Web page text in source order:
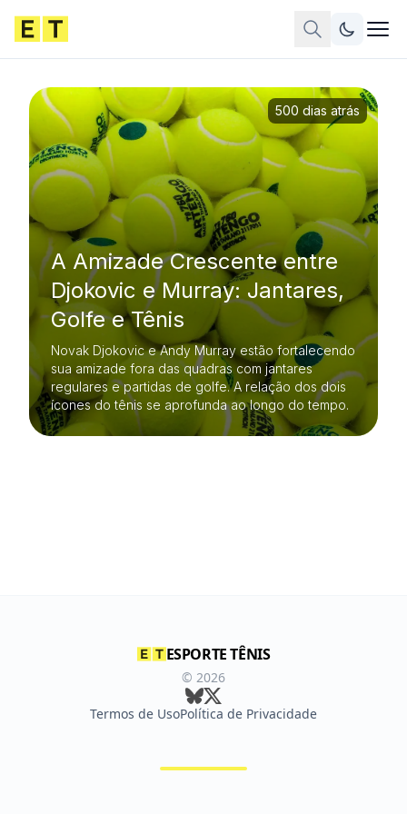
A Amizade Crescente entre
Djokovic e Murray: Jantares,
Golfe e Tênis
Novak Djokovic e Andy Murray estão fortalecendo
sua amizade fora das quadras com jantares
regulares e partidas de golfe. A relação dos dois
ícones do tênis se aprofunda ao longo do tempo.
500 dias atrás
ESPORTE TÊNIS
© 2026
Termos de UsoPolítica de Privacidade